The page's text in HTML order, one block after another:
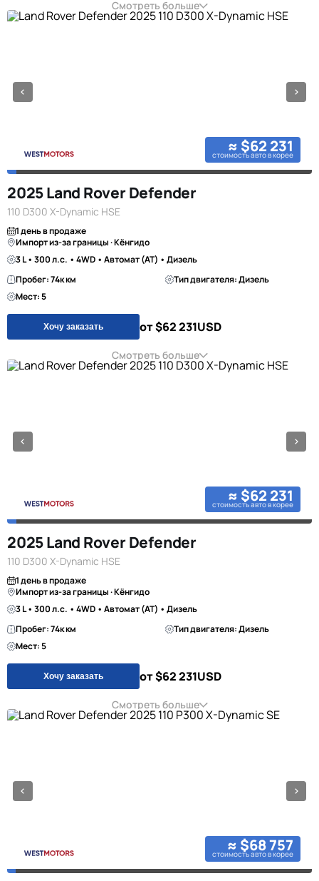
Смотреть больше
≈ $62 231
стоимость авто в корее
2025 Land Rover Defender
110 D300 X-Dynamic HSE
1 день в продаже
Импорт из-за границы · Кёнгидо
3 L • 300 л.с. • 4WD • Автомат (AT) • Дизель
Пробег: 74к км
Тип двигателя: Дизель
Мест: 5
Хочу заказать от $62 231USD
Смотреть больше
≈ $62 231
стоимость авто в корее
2025 Land Rover Defender
110 D300 X-Dynamic HSE
1 день в продаже
Импорт из-за границы · Кёнгидо
3 L • 300 л.с. • 4WD • Автомат (AT) • Дизель
Пробег: 74к км
Тип двигателя: Дизель
Мест: 5
Хочу заказать от $62 231USD
Смотреть больше
≈ $68 757
стоимость авто в корее